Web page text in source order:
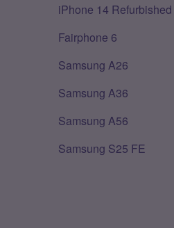
iPhone 14 Refurbished
Fairphone 6
Samsung A26
Samsung A36
Samsung A56
Samsung S25 FE